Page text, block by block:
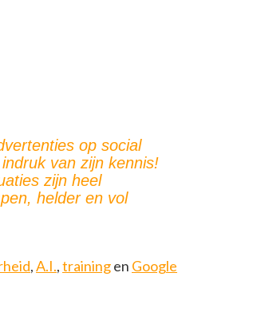
op social
van zijn kennis!
zijn heel
helder en vol
,A.I.,trainingen Google